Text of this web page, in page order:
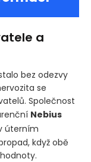
a
bez odezvy
se
Společnost
Nebius
úterním
když obě